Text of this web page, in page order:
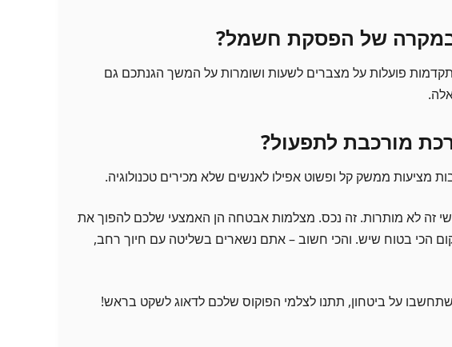
של הפסקת חשמל?
פועלות על מצברים לשעות ושומרות על המשך הגנתכם גם
מורכבת לתפעול?
מציעות ממשק קל ופשוט אפילו לאנשים שלא מכירים טכנולוגיה.
זה לא מותרות. זה נכס. מצלמות אבטחה הן האמצעי שלכם להפוך את
הכי בטוח שיש. והכי חשוב – אתם נשארים בשליטה עם חיוך רחב,
על ביטחון, תתנו לצלמי הפוקוס שלכם לדאוג לשקט בראש!